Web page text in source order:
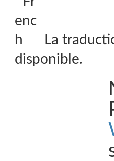
La
disponible.